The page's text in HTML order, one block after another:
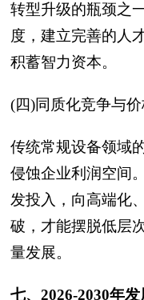
转型升级的瓶颈之
度，建立完善的人
积蓄智力资本。
(四)同质化竞争与
传统常规设备领域
侵蚀企业利润空间
发投入，向高端化
破，才能摆脱低层
量发展。
七、2026-2030年